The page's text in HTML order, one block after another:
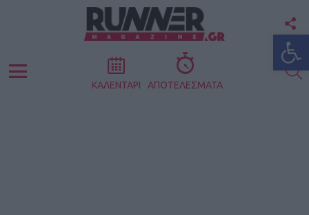
Menu ΚΑΛΕΝΤΑΡΙ ΑΠΟΤΕΛΕΣΜΑΤΑ